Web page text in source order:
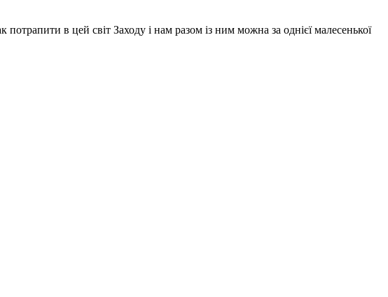
в цей світ Заходу і нам разом із ним можна за однієї малесенької